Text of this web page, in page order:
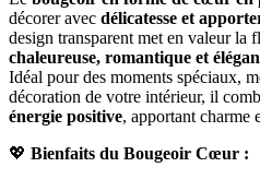
décorer avec délicatesse et
design transparent met en valeur la
chaleureuse, romantique et
Idéal pour des moments spéciaux,
décoration de votre intérieur, il
énergie positive, apportant charme
💖 Bienfaits du Bougeoir Cœur :